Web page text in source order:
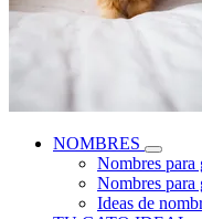
NOMBRES
Nombres para
Nombres para
Ideas de